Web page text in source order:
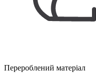
Перероблений матеріал